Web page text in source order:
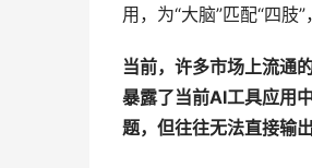
用，为“大脑”匹配“四肢
当前，许多市场上流通
暴露了当前AI工具应用
题，但往往无法直接输